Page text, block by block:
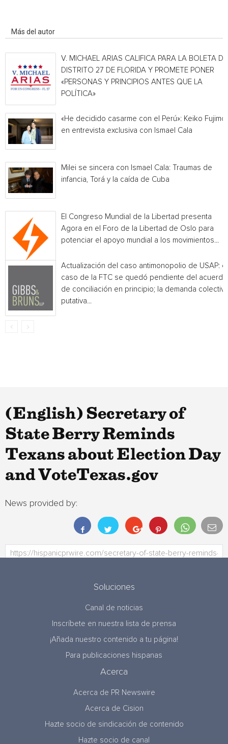
Más del autor
V. MICHAEL ARIAS CALIFICA PARA LA BOLETA
DISTRITO 27 DE FLORIDA Y PROMETE PONER
«PERSONAS Y PRINCIPIOS ANTES QUE LA
POLÍTICA»
«He decidido casarme con el Perú»: Keiko
en entrevista exclusiva con Ismael Cala
Milei se sincera con Ismael Cala: Traumas de
infancia, Torá y la caída de Cuba
El Congreso Mundial de la Libertad presenta
Agora en el Foro de la Libertad de Oslo para
potenciar el apoyo mundial a los movimientos...
Actualización del caso antimonopolio de USAP: el
caso de la FTC se quedó pendiente del acuerdo
de conciliación en principio; la demanda colectiva
putativa...
(English) Secretary of
State Berry Reminds
Texans about Election Day
and VoteTexas.gov
News provided by:
Soluciones
Canal de noticias
Inscríbete en nuestra lista de prensa
¡Añada nuestro contenido a tu página!
Para publicaciones hispanas
Acerca
Acerca de PR Newswire
Acerca de Cision
Hazte socio de sindicación de contenido
Hazte socio de canal